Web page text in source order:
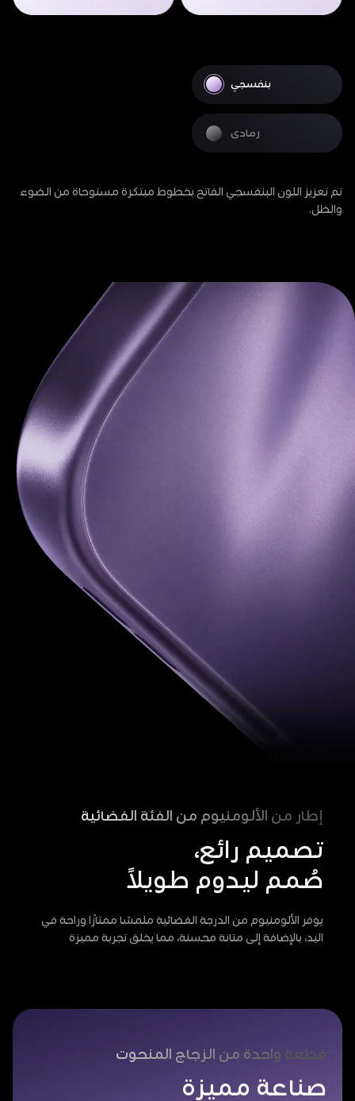
بنفسجي
رمادى
تم تعزيز اللون البنفسجي الفاتح بخطوط مبتكرة مستوحاة من الضوء
والظل.
إطار من الألومنيوم من الفئة الفضائية
تصميم رائع،
صُمم ليدوم طويلاً
يوفر الألومنيوم من الدرجة الفضائية ملمسًا ممتازًا وراحة في
اليد، بالإضافة إلى متانة محسنة، مما يخلق تجربة مميزة
قطعة واحدة من الزجاج المنحوت
صناعة مميزة